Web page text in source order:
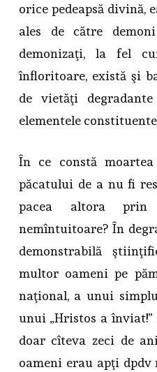
orice pedeapsă divină,
ales de către
demonizaţi, la fel
înfloritoare, există şi
de vietăţi
elementele
În ce constă
păcatului de a nu fi
pacea altora
nemîntuitoare? În
demonstrabilă
multor oameni pe
naţional, a unui
unui „Hristos a
doar cîteva zeci de
oameni erau apţi dpdv